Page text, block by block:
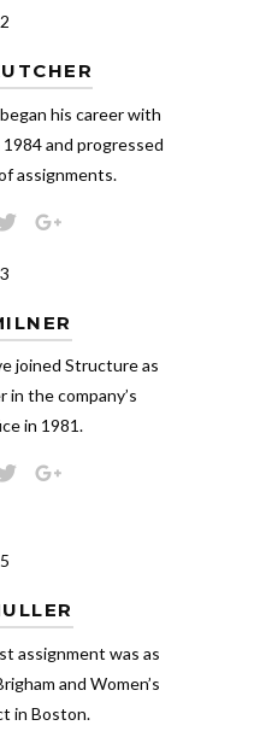
his career with
and progressed
assignments.
joined Structure as
in the company’s
in 1981.
assignment was as
and Women’s
in Boston.